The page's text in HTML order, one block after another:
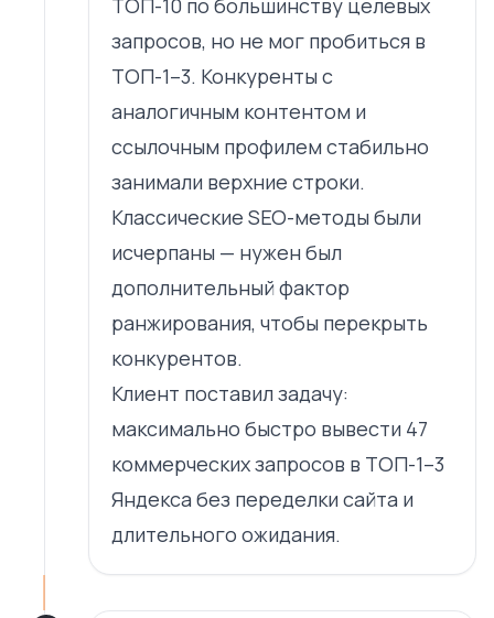
ТОП-10 по большинству целевых
запросов, но не мог пробиться в
ТОП-1–3. Конкуренты с
аналогичным контентом и
ссылочным профилем стабильно
занимали верхние строки.
Классические SEO-методы были
исчерпаны — нужен был
дополнительный фактор
ранжирования, чтобы перекрыть
конкурентов.
Клиент поставил задачу:
максимально быстро вывести 47
коммерческих запросов в ТОП-1–3
Яндекса без переделки сайта и
длительного ожидания.